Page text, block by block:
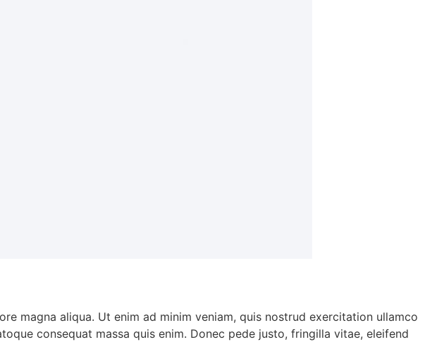
magna aliqua. Ut enim ad minim veniam, quis nostrud exercitation ullamco
consequat massa quis enim. Donec pede justo, fringilla vitae, eleifend